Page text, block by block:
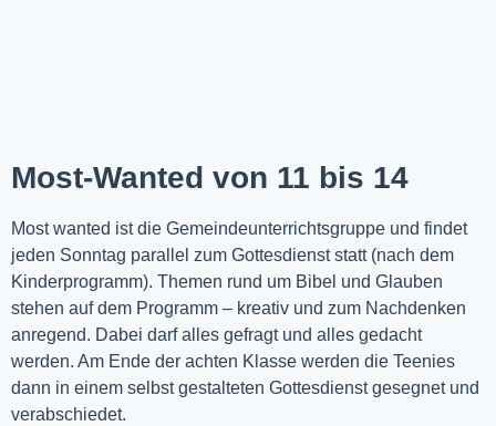
Most-Wanted von 11 bis 14
Most wanted ist die Gemeindeunterrichtsgruppe und findet
jeden Sonntag parallel zum Gottesdienst statt (nach dem
Kinderprogramm). Themen rund um Bibel und Glauben
stehen auf dem Programm – kreativ und zum Nachdenken
anregend. Dabei darf alles gefragt und alles gedacht
werden. Am Ende der achten Klasse werden die Teenies
dann in einem selbst gestalteten Gottesdienst gesegnet und
verabschiedet.